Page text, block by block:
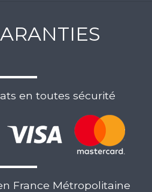
en toutes sécurité
France Métropolitaine